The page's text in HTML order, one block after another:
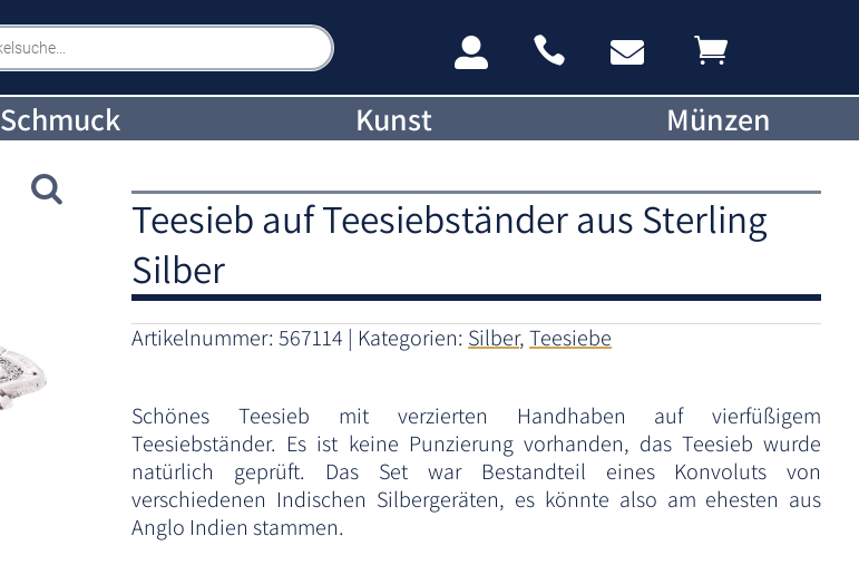
   
Schmuck Kunst Münzen
Teesieb auf Teesiebständer aus Sterling
Silber
Artikelnummer:567114 Kategorien: Silber,Teesiebe
Schönes Teesieb mit verzierten Handhaben auf vierfüßigem
Teesiebständer. Es ist keine Punzierung vorhanden, das Teesieb wurde
natürlich geprüft. Das Set war Bestandteil eines Konvoluts von
verschiedenen Indischen Silbergeräten, es könnte also am ehesten aus
Anglo Indien stammen.